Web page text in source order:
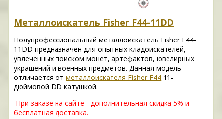
Металлоискатель Fisher F44-11DD
Полупрофессиональный металлоискатель Fisher F44-
11DD предназначен для опытных кладоискателей,
увлеченных поиском монет, артефактов, ювелирных
украшений и военных предметов. Данная модель
отличается отметаллоискателя Fisher F44 11-
дюймовой DD катушкой.
При заказе на сайте - дополнительная скидка 5% и
бесплатная доставка.